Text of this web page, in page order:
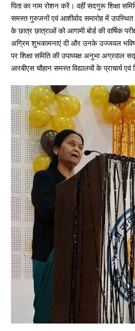
पिता का नाम रोशन करें। वहीं सदगुरू शिक्षा
समस्त गुरुजनों एवं आशीर्वाद समारोह में उपस्थित
के छात्र छात्राओं को आगामी बोर्ड की वार्षिक
अग्रिम शुभकामनाएं दी और उनके उज्जवल
पर शिक्षा समिति की उपाध्यक्ष अनुभा अग्रवाल
आरबीएस चौहान समस्त विद्यालयों के प्राचार्य एवं